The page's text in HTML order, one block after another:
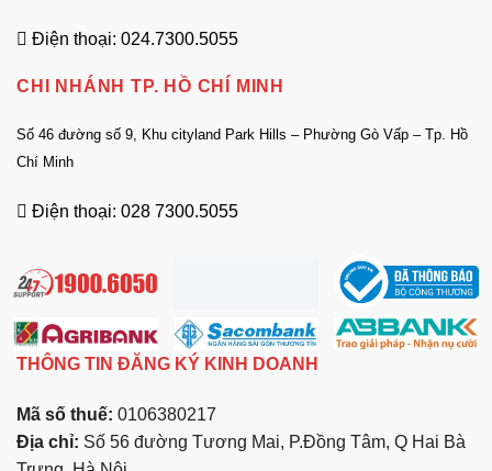
Điện thoại: 024.7300.5055
CHI NHÁNH TP. HỒ CHÍ MINH
Số 46 đường số 9, Khu cityland Park Hills – Phường Gò Vấp – Tp. Hồ
Chí Minh
Điện thoại: 028 7300.5055
THÔNG TIN ĐĂNG KÝ KINH DOANH
Mã số thuế: 0106380217
Địa chỉ: Số 56 đường Tương Mai, P.Đồng Tâm, Q Hai Bà